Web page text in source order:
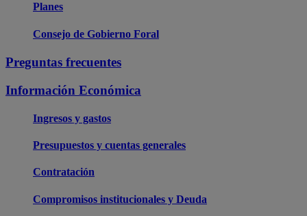
Planes
Consejo de Gobierno Foral
Preguntas frecuentes
Información Económica
Ingresos y gastos
Presupuestos y cuentas generales
Contratación
Compromisos institucionales y Deuda